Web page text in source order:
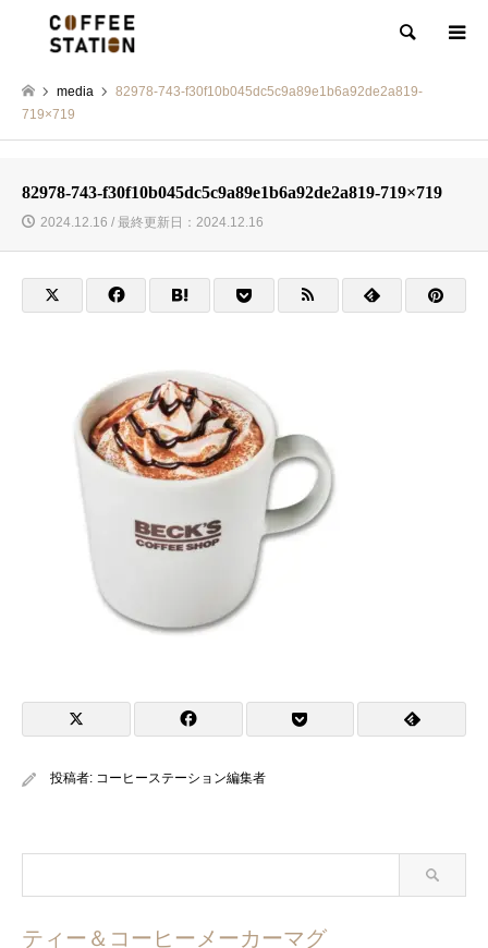
検索
media
82978-743-f30f10b045dc5c9a89e1b6a92de2a819-
719×719
82978-743-f30f10b045dc5c9a89e1b6a92de2a819-719×719
2024.12.16 / 最終更新日：2024.12.16
投稿者: コーヒーステーション編集者
ティー＆コーヒーメーカーマグ